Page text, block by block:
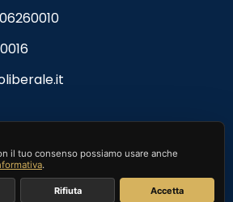
Privacy Policy
il tuo consenso possiamo usare anche
.
Rifiuta Accetta